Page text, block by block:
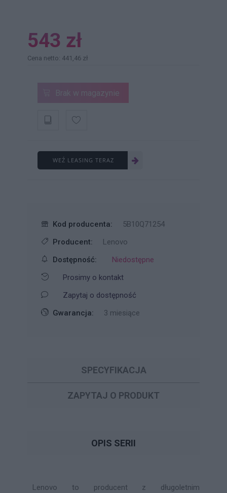
543 zł
Cena netto: 441,46 zł
Brak w magazynie
WEŹ LEASING TERAZ
Kod producenta:
5B10Q71254
Producent:
Lenovo
Dostępność:
Niedostępne
Prosimy o kontakt
Zapytaj o dostępność
Gwarancja:
3 miesiące
SPECYFIKACJA
ZAPYTAJ O PRODUKT
OPIS SERII
Lenovo to producent z długoletnim